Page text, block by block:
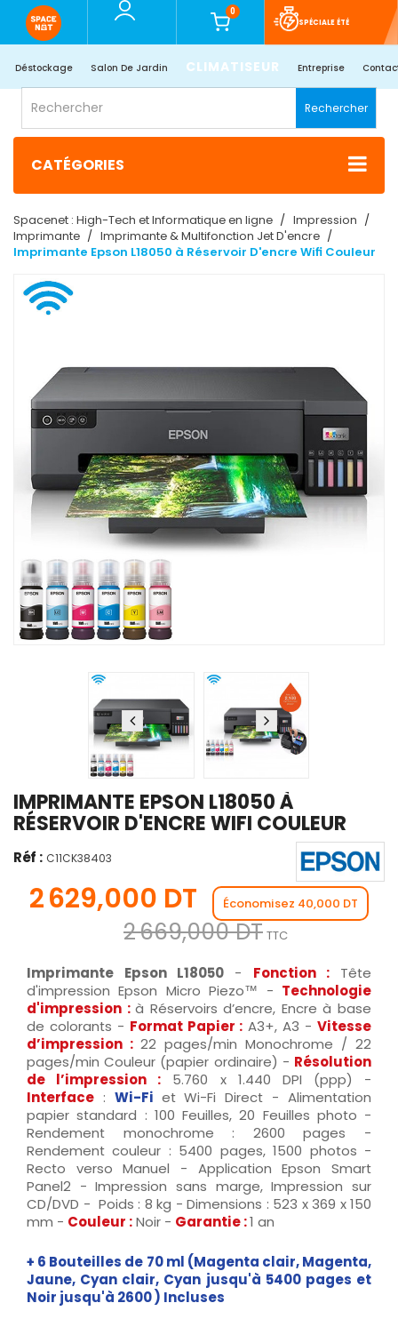
0
SPÉCIALE ÉTÉ
Déstockage Salon De Jardin CLIMATISEUR Entreprise
Rechercher
CATÉGORIES
Spacenet : High-Tech et Informatique en ligne
Impression
Imprimante
Imprimante & Multifonction Jet D'encre
Imprimante Epson L18050 à Réservoir D'encre Wifi Couleur
IMPRIMANTE EPSON L18050 À
RÉSERVOIR D'ENCRE WIFI COULEUR
Réf : C11CK38403
2 629,000 DT Économisez 40,000 DT
2 669,000 DT TTC
Imprimante Epson L18050 - Fonction : Tête
d'impression Epson Micro Piezo™ - Technologie
d'impression : à Réservoirs d’encre, Encre à base
de colorants - Format Papier : A3+, A3 -Vitesse
d’impression : 22 pages/min Monochrome / 22
pages/min Couleur (papier ordinaire) - Résolution
de l’impression : 5.760 x 1.440 DPI (ppp) -
Interface : Wi-Fi et Wi-Fi Direct - Alimentation
papier standard : 100 Feuilles, 20 Feuilles photo -
Rendement monochrome : 2600 pages -
Rendement couleur : 5400 pages, 1500 photos -
Recto verso Manuel - Application Epson Smart
Panel2 - Impression sans marge, Impression sur
CD/DVD - Poids : 8 kg - Dimensions : 523‎ x 369 x 150
mm - Couleur :Noir - Garantie :1 an
+ 6 Bouteilles de 70 ml (Magenta clair, Magenta,
Jaune, Cyan clair, Cyan jusqu'à 5400 pages et
Noir jusqu'à 2600) Incluses